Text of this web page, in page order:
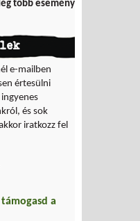
több esemény
e-mailben
értesülni
és sok
iratkozz fel
a